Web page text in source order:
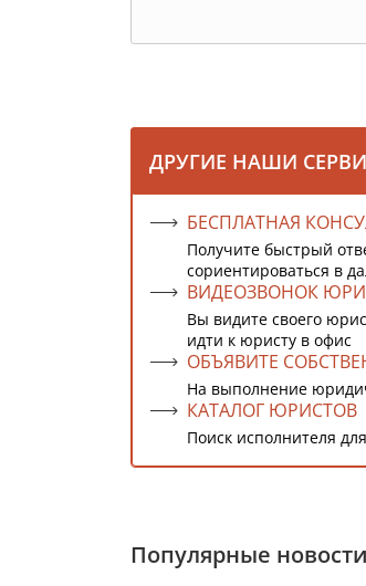
ДРУГИЕ НАШИ
БЕСПЛАТНАЯ
Получите быстрый
сориентироваться в
ВИДЕОЗВОНОК
Вы видите своего
идти к юристу в офис
ОБЪЯВИТЕ
На выполнение
КАТАЛОГ ЮРИСТОВ
Поиск исполнителя
Популярные новости